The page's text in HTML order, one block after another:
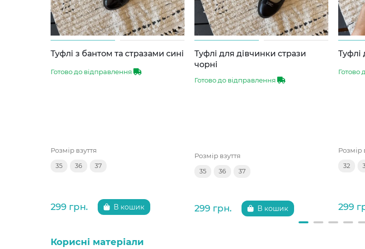
Туфлі з бантом та стразами сині
Готово до відправлення
Розмір взуття
35 36 37
299 грн. В кошик
Туфлі для дівчинки стрази
чорні
Готово до відправлення
Розмір взуття
35 36 37
299 грн. В кошик
Туфлі
Готово
Розмір
32
299
Корисні матеріали